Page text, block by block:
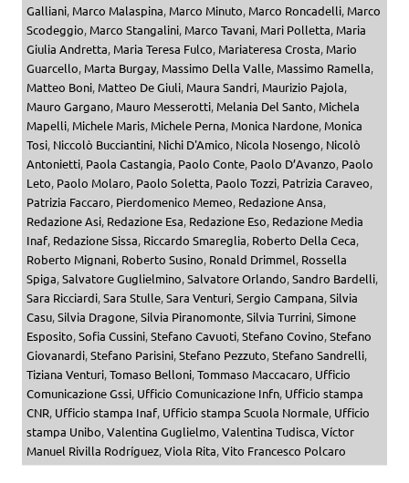
Galliani, Marco Malaspina, Marco Minuto, Marco Roncadelli, Marco
Scodeggio, Marco Stangalini, Marco Tavani, Mari Polletta, Maria
Giulia Andretta, Maria Teresa Fulco, Mariateresa Crosta, Mario
Guarcello, Marta Burgay, Massimo Della Valle, Massimo Ramella,
Matteo Boni, Matteo De Giuli, Maura Sandri, Maurizio Pajola,
Mauro Gargano, Mauro Messerotti, Melania Del Santo, Michela
Mapelli, Michele Maris, Michele Perna, Monica Nardone, Monica
Tosi, Niccolò Bucciantini, Nichi D'Amico, Nicola Nosengo, Nicolò
Antonietti, Paola Castangia, Paolo Conte, Paolo D’Avanzo, Paolo
Leto, Paolo Molaro, Paolo Soletta, Paolo Tozzi, Patrizia Caraveo,
Patrizia Faccaro, Pierdomenico Memeo, Redazione Ansa,
Redazione Asi, Redazione Esa, Redazione Eso, Redazione Media
Inaf, Redazione Sissa, Riccardo Smareglia, Roberto Della Ceca,
Roberto Mignani, Roberto Susino, Ronald Drimmel, Rossella
Spiga,Salvatore Guglielmino,Salvatore Orlando,Sandro Bardelli,
Sara Ricciardi,Sara Stulle,Sara Venturi,Sergio Campana,Silvia
Casu,Silvia Dragone,Silvia Piranomonte,Silvia Turrini,Simone
Esposito,Sofia Cussini,Stefano Cavuoti,Stefano Covino,Stefano
Giovanardi,Stefano Parisini,Stefano Pezzuto,Stefano Sandrelli,
Tiziana Venturi,Tomaso Belloni,Tommaso Maccacaro, Ufficio
Comunicazione Gssi, Ufficio Comunicazione Infn, Ufficio stampa
CNR, Ufficio stampa Inaf, Ufficio stampa Scuola Normale, Ufficio
stampa Unibo,Valentina Guglielmo,Valentina Tudisca,Víctor
Manuel Rivilla Rodríguez,Viola Rita,Vito Francesco Polcaro